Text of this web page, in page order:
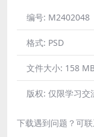
编号: M2402048
格式: PSD
文件大小: 158
版权: 仅限学习交
下载遇到问题？可